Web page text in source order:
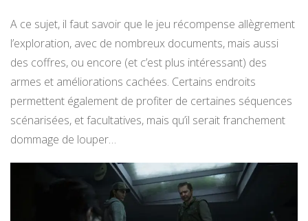
A ce sujet, il faut savoir que le jeu récompense allègrement
l’exploration, avec de nombreux documents, mais aussi
des coffres, ou encore (et c’est plus intéressant) des
armes et améliorations cachées. Certains endroits
permettent également de profiter de certaines séquences
scénarisées, et facultatives, mais qu’il serait franchement
dommage de louper…